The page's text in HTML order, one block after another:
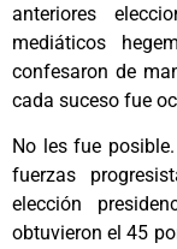
anteriores
mediáticos
confesaron de
cada suceso fue
No les fue
fuerzas
elección
obtuvieron el 45